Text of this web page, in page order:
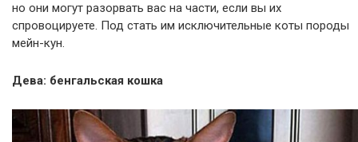
но они могут разорвать вас на части, если вы их
спровоцируете. Под стать им исключительные коты породы
мейн-кун.
Дева: бенгальская кошка